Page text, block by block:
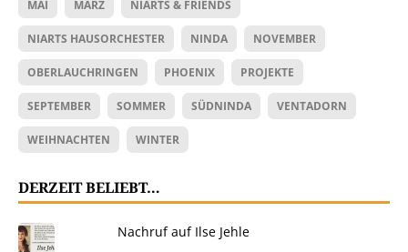
MAI MÄRZ NIARTS & FRIENDS
NIARTS HAUSORCHESTER NINDA NOVEMBER
OBERLAUCHRINGEN PHOENIX PROJEKTE
SEPTEMBER SOMMER SÜDNINDA VENTADORN
WEIHNACHTEN WINTER
DERZEIT BELIEBT…
Nachruf auf Ilse Jehle